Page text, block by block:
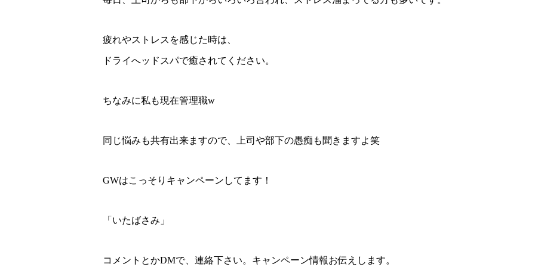
疲れやストレスを感じた時は、
ドライへッドスパで癒されてください。
ちなみに私も現在管理職w
同じ悩みも共有出来ますので、上司や部下の愚痴も聞きますよ笑
GWはこっそりキャンペーンしてます！
「いたばさみ」
コメントとかDMで、連絡下さい。キャンペーン情報お伝えします。